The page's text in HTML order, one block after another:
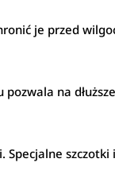
je przed
na